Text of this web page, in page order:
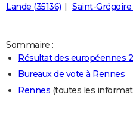
Mobiles
Meilleur smartphone
Internet
Ordinateurs
Jeux vidéo
Guide high-tech
+
BRICOLAGE
Guides de France
Escapades
Patrimoine
Expositions
Musées
Week-end nature
LIFESTYLE
Art de vivre
Bien-être
Loisirs
Mode
Modes de vie
Lande (35136)
Saint-Grégoire
Sommaire :
Résultat des européennes
Bureaux de vote à Rennes
Rennes (toutes les